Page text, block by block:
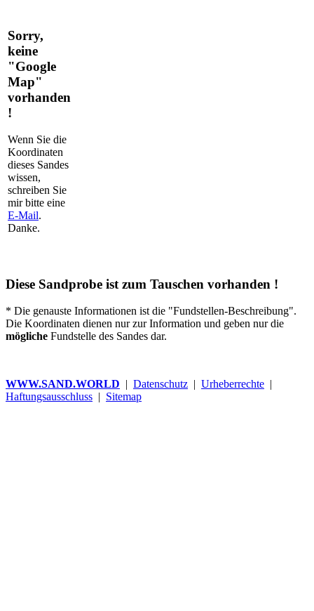
Sorry,
keine
"Google
Map"
vorhanden
!
Wenn Sie die
Koordinaten
dieses Sandes
wissen,
schreiben Sie
mir bitte eine
E-Mail.
Danke.
Diese Sandprobe ist zum Tauschen vorhanden !
* Die genauste Informationen ist die "Fundstellen-Beschreibung".
Die Koordinaten dienen nur zur Information und geben nur die
mögliche Fundstelle des Sandes dar.
WWW.SAND.WORLD | Datenschutz | Urheberrechte |
Haftungsausschluss | Sitemap